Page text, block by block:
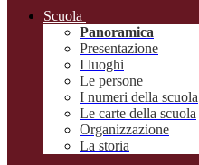
Scuola
Panoramica
Presentazione
I luoghi
Le persone
I numeri della scuola
Le carte della scuola
Organizzazione
La storia